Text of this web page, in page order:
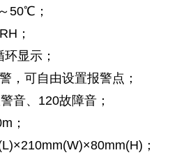
50℃；
；
显示；
，可自由设置报警点；
音、120故障音；
；
；